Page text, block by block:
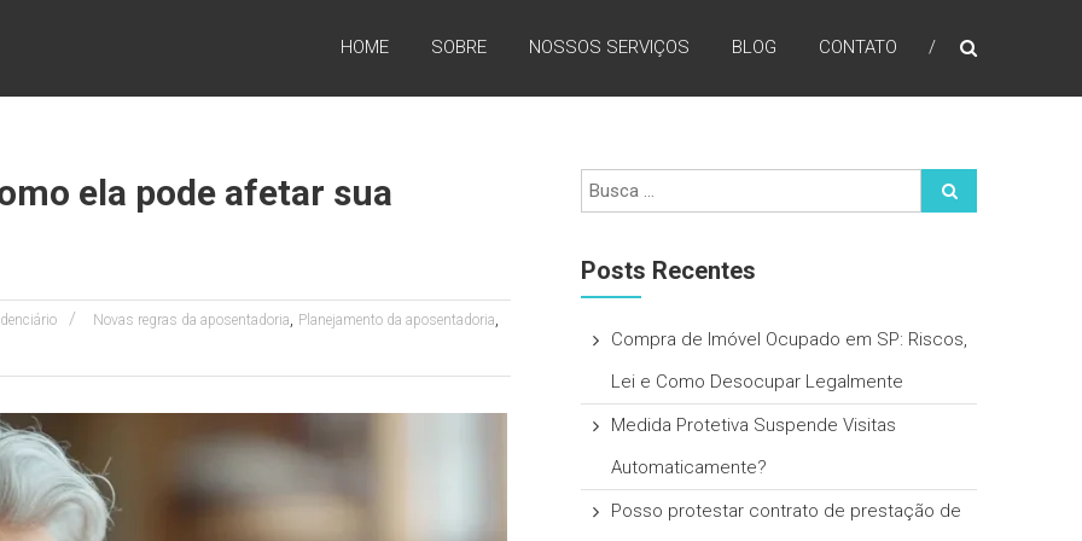
HOME SOBRE NOSSOS SERVIÇOS BLOG CONTATO
ela pode afetar sua
Novas regras da aposentadoria, Planejamento da aposentadoria,
Posts Recentes
Compra de Imóvel Ocupado em SP: Riscos,
Lei e Como Desocupar Legalmente
Medida Protetiva Suspende Visitas
Automaticamente?
Posso protestar contrato de prestação de